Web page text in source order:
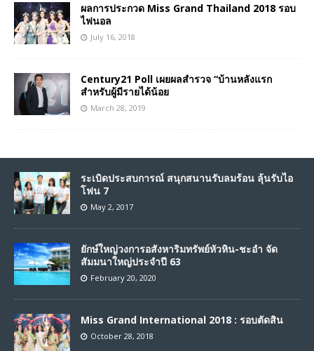
ผลการประกวด Miss Grand Thailand 2018 รอบ
ไฟนอล
July 16, 2018
Century21 Poll เผยผลสำรวจ “บ้านหลังแรก
สำหรับผู้มีรายได้น้อย
March 28, 2019
ระเบิดประสบการณ์ สนุกสนานรับลมร้อน ลุ้นรับไอ
โฟน 7
May 2, 2017
ยักษ์ใหญ่วงการอสังหาริมทรัพย์หัวหิน-ชะอำ จัด
สัมมนาใหญ่ประจำปี 63
February 20, 2020
Miss Grand International 2018 : รอบตัดสิน
October 28, 2018